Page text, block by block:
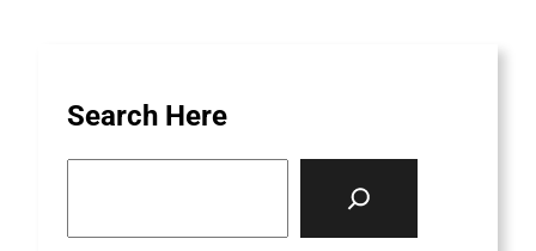
Search Here